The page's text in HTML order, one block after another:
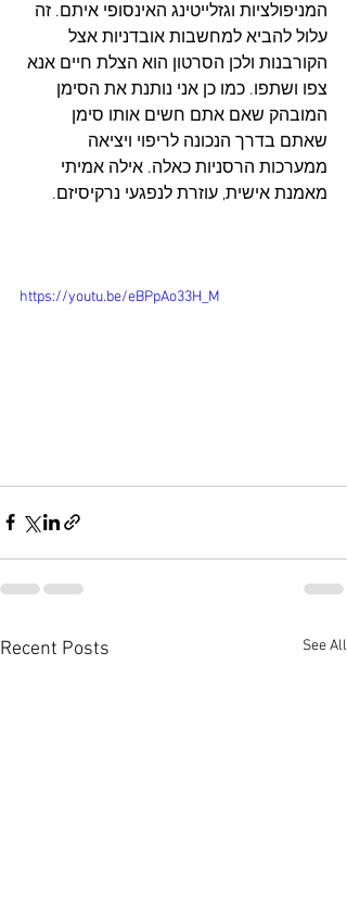
המניפולציות וגזלייטינג האינסופי איתם. זה
עלול להביא למחשבות אובדניות אצל
הקורבנות ולכן הסרטון הוא הצלת חיים אנא
צפו ושתפו. כמו כן אני נותנת את הסימן
המובהק שאם אתם חשים אותו סימן
שאתם בדרך הנכונה לריפוי ויציאה
ממערכות הרסניות כאלה. אילה אמיתי
מאמנת אישית, עוזרת לנפגעי נרקיסיזם.
https://youtu.be/eBPpAo33H_M
Recent Posts See All